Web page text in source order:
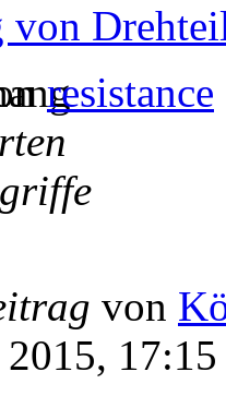
von
resistance
von
2015, 17:15